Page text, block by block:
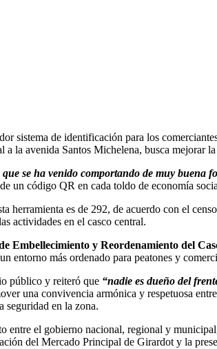
sistema de identificación para los
la avenida Santos Michelena, busca mejorar
se ha venido comportando de muy
un código QR en cada toldo de economía
herramienta es de 292, de acuerdo con el
actividades en el casco central.
Embellecimiento y Reordenamiento del
entorno más ordenado para peatones y
público y reiteró que “nadie es dueño del
una convivencia armónica y respetuosa
seguridad en la zona.
el gobierno nacional, regional y
del Mercado Principal de Girardot y la